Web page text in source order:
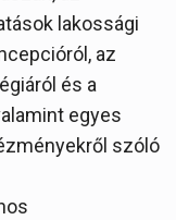
lakossági
az
és a
egyes
szóló